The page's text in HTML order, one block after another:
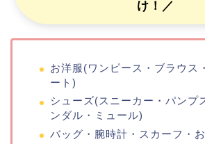
け！／
お洋服(ワンピース・ブラウス
ート)
シューズ(スニーカー・パンプ
ンダル・ミュール)
バッグ・腕時計・スカーフ・